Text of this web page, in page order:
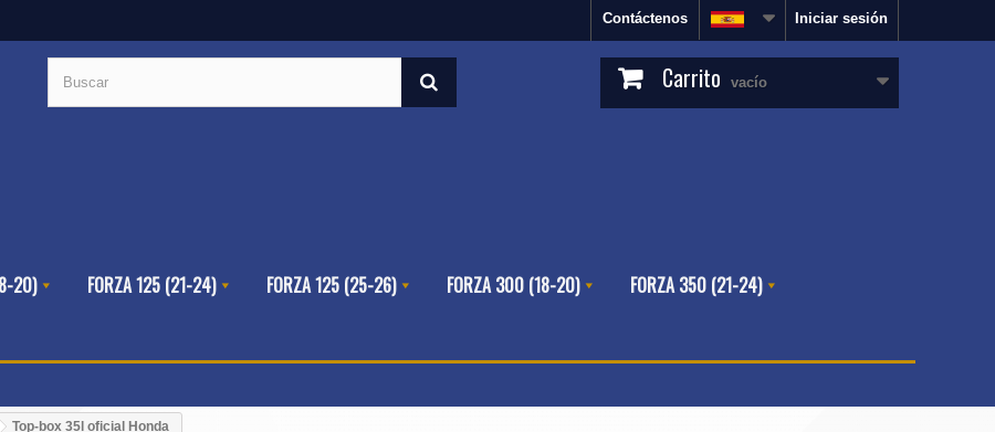
Iniciar sesión
Contáctenos
Carrito vacío
20) FORZA 125 (21-24) FORZA 125 (25-26) FORZA 300 (18-20)
FORZA 350 (21-24)
Top-box 35l oficial Honda